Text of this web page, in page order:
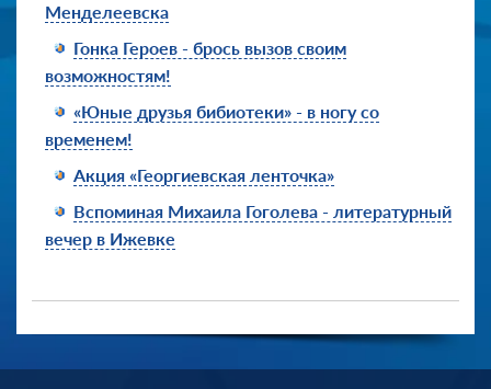
Менделеевска
Гонка Героев - брось вызов своим
возможностям!
«Юные друзья бибиотеки» - в ногу со
временем!
Акция «Георгиевская ленточка»
Вспоминая Михаила Гоголева - литературный
вечер в Ижевке